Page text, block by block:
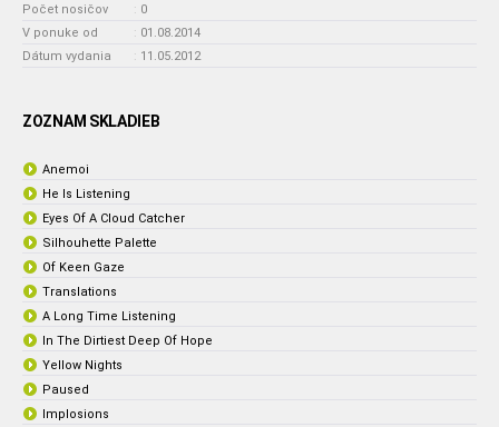
Počet nosičov
: 0
V ponuke od
: 01.08.2014
Dátum vydania
: 11.05.2012
ZOZNAM SKLADIEB
Anemoi
He Is Listening
Eyes Of A Cloud Catcher
Silhouhette Palette
Of Keen Gaze
Translations
A Long Time Listening
In The Dirtiest Deep Of Hope
Yellow Nights
Paused
Implosions